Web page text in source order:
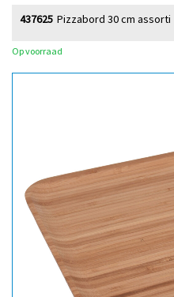
Pizzabord 30 cm assorti
437625
Op voorraad